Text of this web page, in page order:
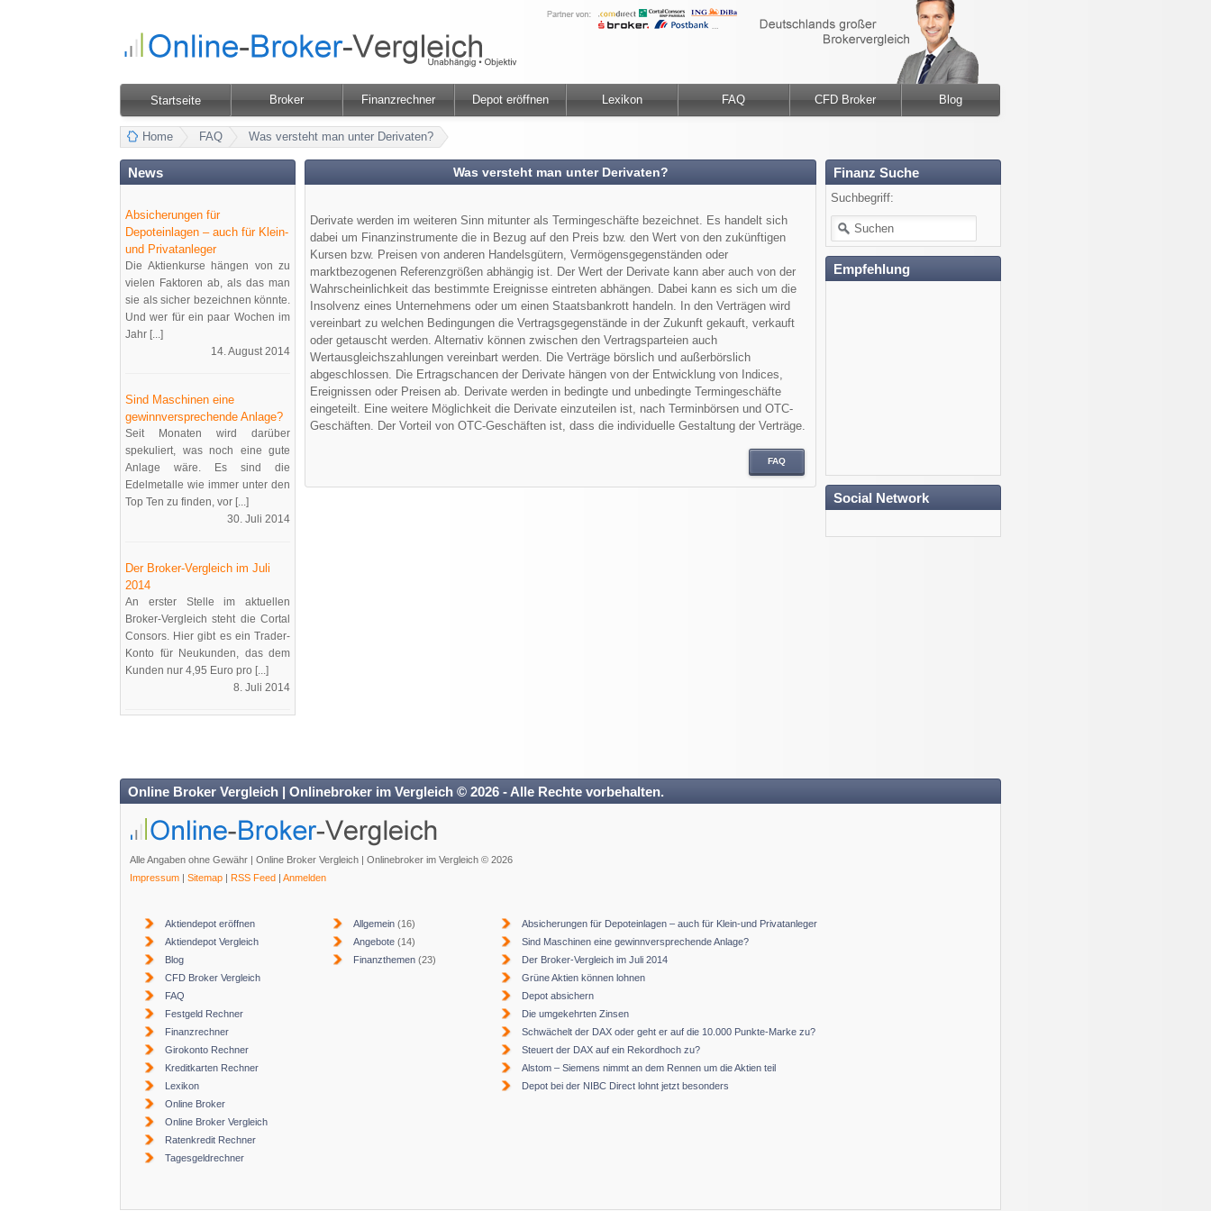
Startseite Broker Finanzrechner Depot eröffnen Lexikon FAQ CFD Broker Blog
Home FAQ Was versteht man unter Derivaten?
News
Absicherungen für
Depoteinlagen – auch für Klein-
und Privatanleger
Die Aktienkurse hängen von zu
vielen Faktoren ab, als das man
sie als sicher bezeichnen könnte.
Und wer für ein paar Wochen im
Jahr [...]
14. August 2014
Sind Maschinen eine
gewinnversprechende Anlage?
Seit Monaten wird darüber
spekuliert, was noch eine gute
Anlage wäre. Es sind die
Edelmetalle wie immer unter den
Top Ten zu finden, vor [...]
30. Juli 2014
Der Broker-Vergleich im Juli
2014
An erster Stelle im aktuellen
Broker-Vergleich steht die Cortal
Consors. Hier gibt es ein Trader-
Konto für Neukunden, das dem
Kunden nur 4,95 Euro pro [...]
8. Juli 2014
Was versteht man unter Derivaten?
Derivate werden im weiteren Sinn mitunter als Termingeschäfte bezeichnet. Es handelt sich
dabei um Finanzinstrumente die in Bezug auf den Preis bzw. den Wert von den zukünftigen
Kursen bzw. Preisen von anderen Handelsgütern, Vermögensgegenständen oder
marktbezogenen Referenzgrößen abhängig ist. Der Wert der Derivate kann aber auch von der
Wahrscheinlichkeit das bestimmte Ereignisse eintreten abhängen. Dabei kann es sich um die
Insolvenz eines Unternehmens oder um einen Staatsbankrott handeln. In den Verträgen wird
vereinbart zu welchen Bedingungen die Vertragsgegenstände in der Zukunft gekauft, verkauft
oder getauscht werden. Alternativ können zwischen den Vertragsparteien auch
Wertausgleichszahlungen vereinbart werden. Die Verträge börslich und außerbörslich
abgeschlossen. Die Ertragschancen der Derivate hängen von der Entwicklung von Indices,
Ereignissen oder Preisen ab. Derivate werden in bedingte und unbedingte Termingeschäfte
eingeteilt. Eine weitere Möglichkeit die Derivate einzuteilen ist, nach Terminbörsen und OTC-
Geschäften. Der Vorteil von OTC-Geschäften ist, dass die individuelle Gestaltung der Verträge.
FAQ
Finanz Suche
Suchbegriff:
Empfehlung
Social Network
Online Broker Vergleich | Onlinebroker im Vergleich © 2026 - Alle Rechte vorbehalten.
Alle Angaben ohne Gewähr | Online Broker Vergleich | Onlinebroker im Vergleich © 2026
Impressum | Sitemap | RSS Feed | Anmelden
Aktiendepot eröffnen
Aktiendepot Vergleich
Blog
CFD Broker Vergleich
FAQ
Festgeld Rechner
Finanzrechner
Girokonto Rechner
Kreditkarten Rechner
Lexikon
Online Broker
Online Broker Vergleich
Ratenkredit Rechner
Tagesgeldrechner
Allgemein (16)
Angebote (14)
Finanzthemen (23)
Absicherungen für Depoteinlagen – auch für Klein-und Privatanleger
Sind Maschinen eine gewinnversprechende Anlage?
Der Broker-Vergleich im Juli 2014
Grüne Aktien können lohnen
Depot absichern
Die umgekehrten Zinsen
Schwächelt der DAX oder geht er auf die 10.000 Punkte-Marke zu?
Steuert der DAX auf ein Rekordhoch zu?
Alstom – Siemens nimmt an dem Rennen um die Aktien teil
Depot bei der NIBC Direct lohnt jetzt besonders